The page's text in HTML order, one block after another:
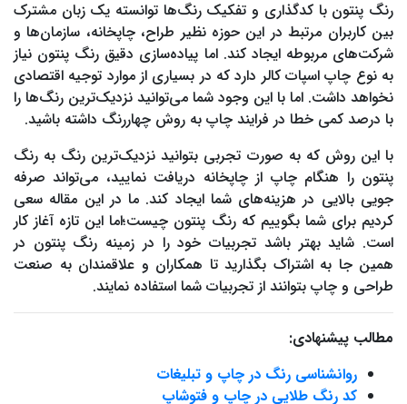
رنگ پنتون با کدگذاری و تفکیک رنگ‌ها توانسته یک زبان مشترک
بین کاربران مرتبط در این حوزه نظیر طراح، چاپخانه، سازمان‌ها و
شرکت‌های مربوطه ایجاد کند. اما پیاده‌سازی دقیق رنگ پنتون نیاز
به نوع چاپ اسپات کالر دارد که در بسیاری از موارد توجیه اقتصادی
نخواهد داشت. اما با این وجود شما می‌توانید نزدیک‌ترین رنگ‌ها را
با درصد کمی خطا در فرایند چاپ به روش چهاررنگ داشته باشید.
با این روش که به صورت تجربی بتوانید نزدیک‌ترین رنگ به رنگ
پنتون را هنگام چاپ از چاپخانه دریافت نمایید، می‌تواند صرفه
جویی بالایی در هزینه‌های شما ایجاد کند. ما در این مقاله سعی
کردیم برای شما بگوییم که رنگ پنتون چیست؛اما این تازه آغاز کار
است. شاید بهتر باشد تجربیات خود را در زمینه رنگ پنتون در
همین جا به اشتراک بگذارید تا همکاران و علاقمندان به صنعت
طراحی و چاپ بتوانند از تجربیات شما استفاده نمایند.
مطالب پیشنهادی:
روانشناسی رنگ در چاپ و تبلیغات
کد رنگ طلایی در چاپ و فتوشاپ